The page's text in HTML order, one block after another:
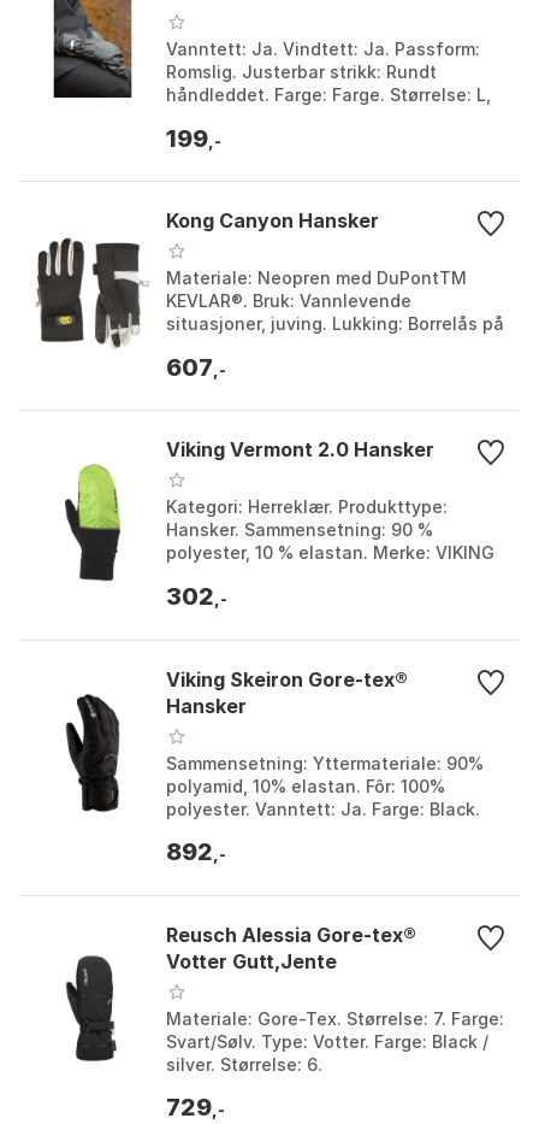
Vanntett: Ja. Vindtett: Ja. Passform:
Romslig. Justerbar strikk: Rundt
håndleddet. Farge: Farge. Størrelse: L,
199 ,-
Kong Canyon Hansker
Materiale: Neopren med DuPontTM
KEVLAR®. Bruk: Vannlevende
situasjoner, juving. Lukking: Borrelås på
aktiviteter som juving o...
607 ,-
Viking Vermont 2.0 Hansker
Kategori: Herreklær. Produkttype:
Hansker. Sammensetning: 90 %
polyester, 10 % elastan. Merke: VIKING
Størrelse: 5, 6, 7, 8, 9...
302 ,-
Viking Skeiron Gore-tex®
Hansker
Sammensetning: Yttermateriale: 90%
polyamid, 10% elastan. Fôr: 100%
polyester. Vanntett: Ja. Farge: Black.
892 ,-
Reusch Alessia Gore-tex®
Votter Gutt,Jente
Materiale: Gore-Tex. Størrelse: 7. Farge:
Svart/Sølv. Type: Votter. Farge: Black /
silver. Størrelse: 6.
729 ,-